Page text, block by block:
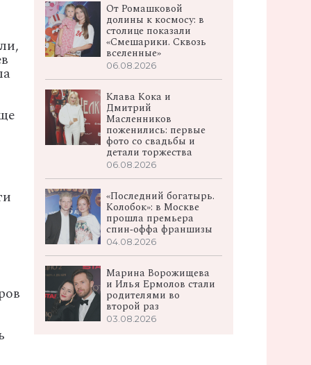
От Ромашковой
долины к космосу: в
столице показали
«Смешарики. Сквозь
вселенные»
06.08.2026
Клава Кока и
Дмитрий
Масленников
поженились: первые
фото со свадьбы и
детали торжества
06.08.2026
«Последний богатырь.
Колобок»: в Москве
прошла премьера
спин‑оффа франшизы
04.08.2026
Марина Ворожищева
и Илья Ермолов стали
родителями во
второй раз
03.08.2026